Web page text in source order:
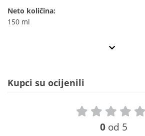
Neto količina:
150 ml
Kupci su ocijenili
0 od 5